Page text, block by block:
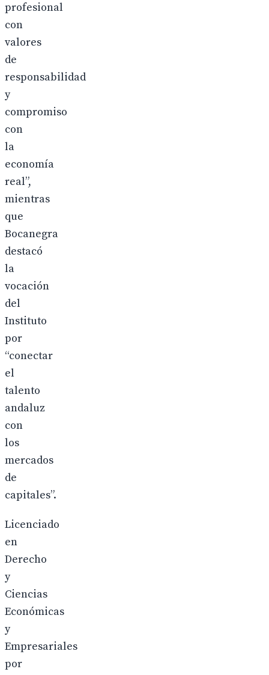
profesional
con
valores
de
responsabilidad
y
compromiso
con
la
economía
real”,
mientras
que
Bocanegra
destacó
la
vocación
del
Instituto
por
“conectar
el
talento
andaluz
con
los
mercados
de
capitales”.
Licenciado
en
Derecho
y
Ciencias
Económicas
y
Empresariales
por